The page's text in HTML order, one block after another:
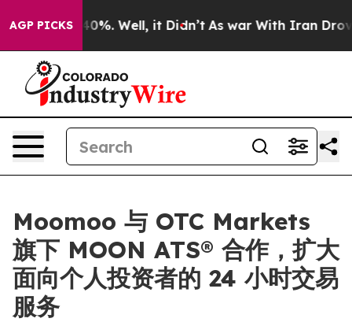
AGP PICKS40%. Well, it Didn’t As war With Iran Drove
Moomoo 与 OTC Markets
旗下 MOON ATS® 合作，扩大
面向个人投资者的 24 小时交易
服务